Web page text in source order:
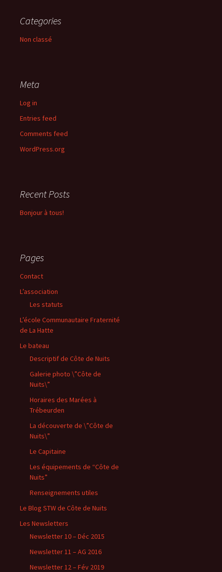
Categories
Non classé
Meta
Log in
Entries feed
Comments feed
WordPress.org
Recent Posts
Bonjour à tous!
Pages
Contact
L’association
Les statuts
L’école Communautaire Fraternité
de La Hatte
Le bateau
Descriptif de Côte de Nuits
Galerie photo \”Côte de
Nuits\”
Horaires des Marées à
Trébeurden
La découverte de \”Côte de
Nuits\”
Le Capitaine
Les équipements de “Côte de
Nuits”
Renseignements utiles
Le Blog STW de Côte de Nuits
Les Newsletters
Newsletter 10 – Déc 2015
Newsletter 11 – AG 2016
Newsletter 12 – Fév 2019